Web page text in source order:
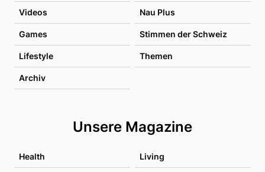
Videos Nau Plus
Games Stimmen der Schweiz
Lifestyle Themen
Archiv
Unsere Magazine
Health Living